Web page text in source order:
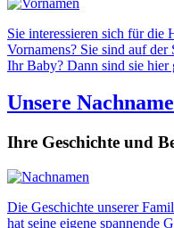
Sie interessieren sich für
Vornamens? Sie sind auf
Ihr Baby? Dann sind sie hier
Unsere
Ihre Geschichte und
Die Geschichte unserer
hat seine eigene spannende